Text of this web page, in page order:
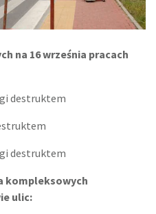
na 16 września pracach
destruktem
destruktem
kompleksowych
ulic: